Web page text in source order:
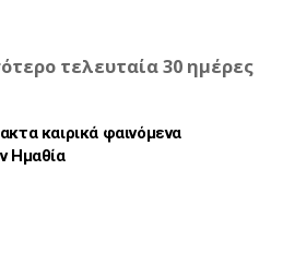
τελευταία 30 ημέρες
καιρικά φαινόμενα
Ημαθία